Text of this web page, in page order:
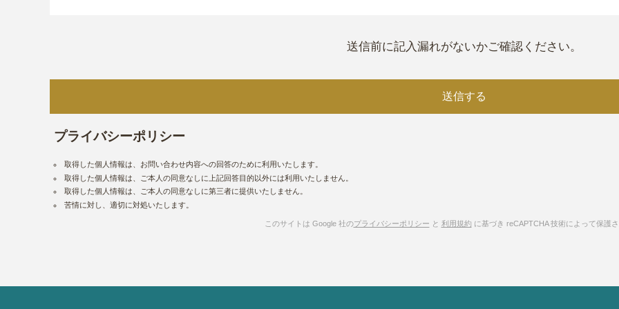
送信前に記入漏れがないかご確認ください。
送信する
プライバシーポリシー
取得した個人情報は、お問い合わせ内容への回答のために利用いたします。
取得した個人情報は、ご本人の同意なしに上記回答目的以外には利用いたしません。
取得した個人情報は、ご本人の同意なしに第三者に提供いたしません。
苦情に対し、適切に対処いたします。
このサイトは Google 社のプライバシーポリシー と 利用規約 に基づき reCAPTCHA 技術によって保護さ